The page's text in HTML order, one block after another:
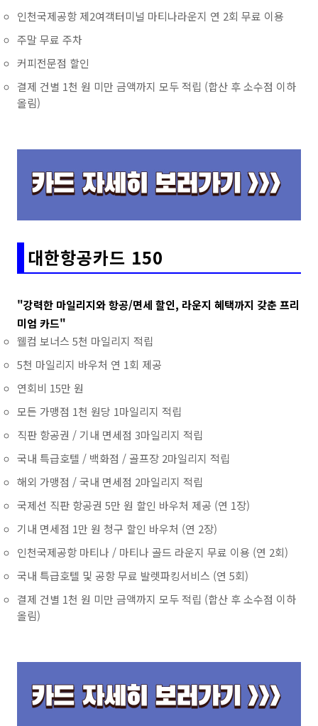
인천국제공항 제2여객터미널 마티나라운지 연 2회 무료 이용
주말 무료 주차
커피전문점 할인
결제 건별 1천 원 미만 금액까지 모두 적립 (합산 후 소수점 이하
올림)
대한항공카드 150
"강력한 마일리지와 항공/면세 할인, 라운지 혜택까지 갖춘 프리
미엄 카드"
웰컴 보너스 5천 마일리지 적립
5천 마일리지 바우처 연 1회 제공
연회비 15만 원
모든 가맹점 1천 원당 1마일리지 적립
직판 항공권 / 기내 면세점 3마일리지 적립
국내 특급호텔 / 백화점 / 골프장 2마일리지 적립
해외 가맹점 / 국내 면세점 2마일리지 적립
국제선 직판 항공권 5만 원 할인 바우처 제공 (연 1장)
기내 면세점 1만 원 청구 할인 바우처 (연 2장)
인천국제공항 마티나 / 마티나 골드 라운지 무료 이용 (연 2회)
국내 특급호텔 및 공항 무료 발렛파킹서비스 (연 5회)
결제 건별 1천 원 미만 금액까지 모두 적립 (합산 후 소수점 이하
올림)